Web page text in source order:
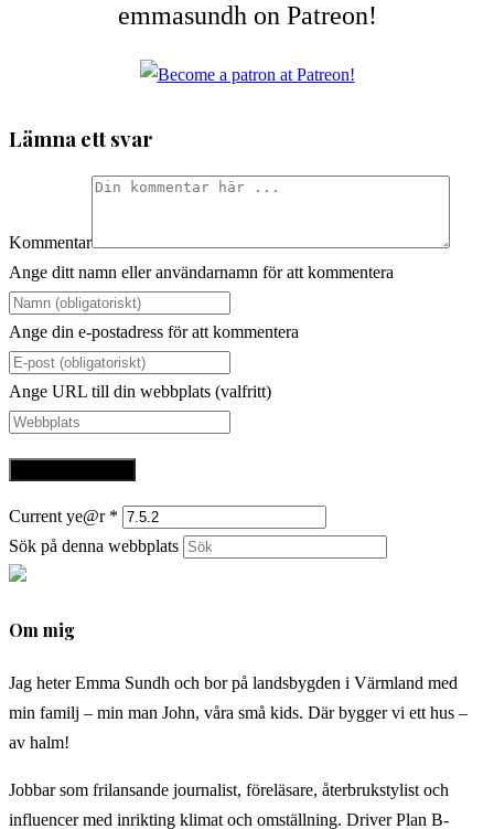
emmasundh on Patreon!
Lämna ett svar
Kommentar
Ange ditt namn eller användarnamn för att kommentera
Ange din e-postadress för att kommentera
Ange URL till din webbplats (valfritt)
Current ye@r *
Sök på denna webbplats
Om mig
Jag heter Emma Sundh och bor på landsbygden i Värmland med
min familj – min man John, våra små kids. Där bygger vi ett hus –
av halm!
Jobbar som frilansande journalist, föreläsare, återbrukstylist och
influencer med inrikting klimat och omställning. Driver Plan B-